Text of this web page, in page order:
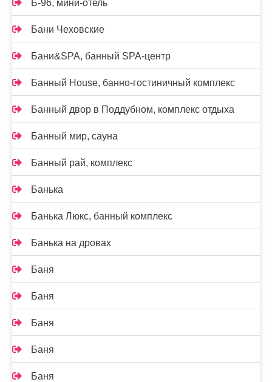
Б-96, мини-отель
Бани Чеховские
Бани&SPA, банный SPA-центр
Банный House, банно-гостиничный комплекс
Банный двор в Поддубном, комплекс отдыха
Банный мир, сауна
Банный рай, комплекс
Банька
Банька Люкс, банный комплекс
Банька на дровах
Баня
Баня
Баня
Баня
Баня